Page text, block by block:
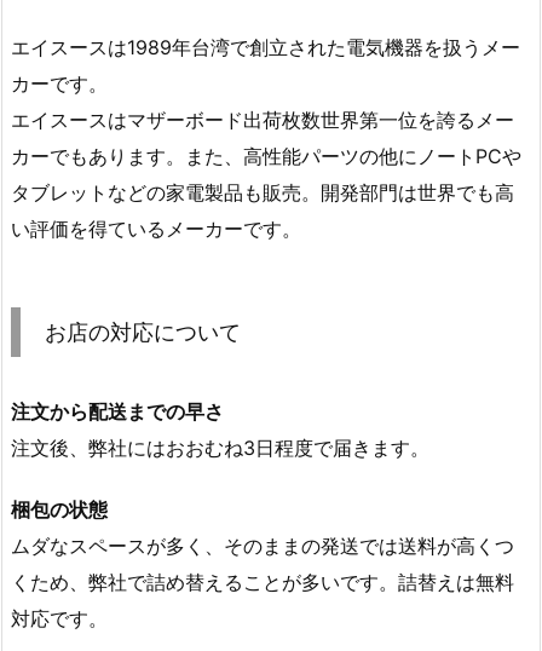
エイスースは1989年台湾で創立された電気機器を扱うメー
カーです。
エイスースはマザーボード出荷枚数世界第一位を誇るメー
カーでもあります。また、高性能パーツの他にノートPCや
タブレットなどの家電製品も販売。開発部門は世界でも高
い評価を得ているメーカーです。
お店の対応について
注文から配送までの早さ
注文後、弊社にはおおむね3日程度で届きます。
梱包の状態
ムダなスペースが多く、そのままの発送では送料が高くつ
くため、弊社で詰め替えることが多いです。詰替えは無料
対応です。